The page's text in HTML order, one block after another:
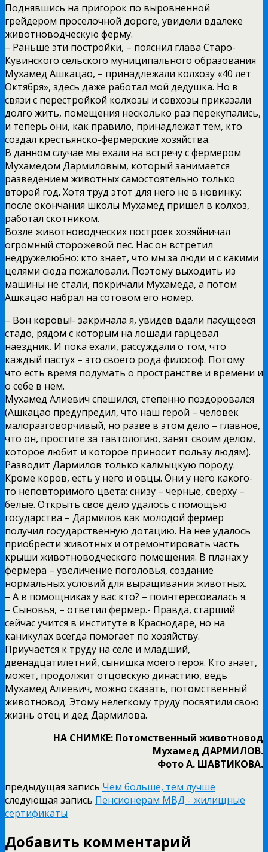
Поднявшись на пригорок по выровненной
грейдером проселочной дороге, увидели вдалеке
животноводческую ферму.
– Раньше эти постройки, – пояснил глава Старо-
Кувинского сельского муниципального образования
Мухамед Ашкацао, – принадлежали колхозу «40 лет
Октября», здесь даже работал мой дедушка. Но в
связи с перестройкой колхозы и совхозы приказали
долго жить, помещения несколько раз перекупались,
и теперь они, как правило, принадлежат тем, кто
создал крестьянско-фермерские хозяйства.
В данном случае мы ехали на встречу с фермером
Мухамедом Дармиловым, который занимается
разведением животных самостоятельно только
второй год. Хотя труд этот для него не в новинку:
после окончания школы Мухамед пришел в колхоз,
работал скотником.
Возле животноводческих построек хозяйничал
огромный сторожевой пес. Нас он встретил
недружелюбно: кто знает, что мы за люди и с какими
целями сюда пожаловали. Поэтому выходить из
машины не стали, покричали Мухамеда, а потом
Ашкацао набрал на сотовом его номер.
– Вон коровы!- закричала я, увидев вдали пасущееся
стадо, рядом с которым на лошади гарцевал
наездник. И пока ехали, рассуждали о том, что
каждый пастух – это своего рода философ. Потому
что есть время подумать о пространстве и времени и
о себе в нем.
Мухамед Алиевич спешился, степенно поздоровался
(Ашкацао предупредил, что наш герой – человек
малоразговорчивый, но разве в этом дело – главное,
что он, простите за тавтологию, занят своим делом,
которое любит и которое приносит пользу людям).
Разводит Дармилов только калмыцкую породу.
Кроме коров, есть у него и овцы. Они у него какого-
то неповторимого цвета: снизу – черные, сверху –
белые. Открыть свое дело удалось с помощью
государства – Дармилов как молодой фермер
получил государственную дотацию. На нее удалось
приобрести животных и отремонтировать часть
крыши животноводческого помещения. В планах у
фермера – увеличение поголовья, создание
нормальных условий для выращивания животных.
– А в помощниках у вас кто? – поинтересовалась я.
– Сыновья, – ответил фермер.- Правда, старший
сейчас учится в институте в Краснодаре, но на
каникулах всегда помогает по хозяйству.
Приучается к труду на селе и младший,
двенадцатилетний, сынишка моего героя. Кто знает,
может, продолжит отцовскую династию, ведь
Мухамед Алиевич, можно сказать, потомственный
животновод. Этому нелегкому труду посвятили свою
жизнь отец и дед Дармилова.
НА СНИМКЕ: Потомственный животновод
Мухамед ДАРМИЛОВ.
Фото А. ШАВТИКОВА.
предыдущая запись Чем больше, тем лучше
следующая запись Пенсионерам МВД - жилищные
сертификаты
Добавить комментарий